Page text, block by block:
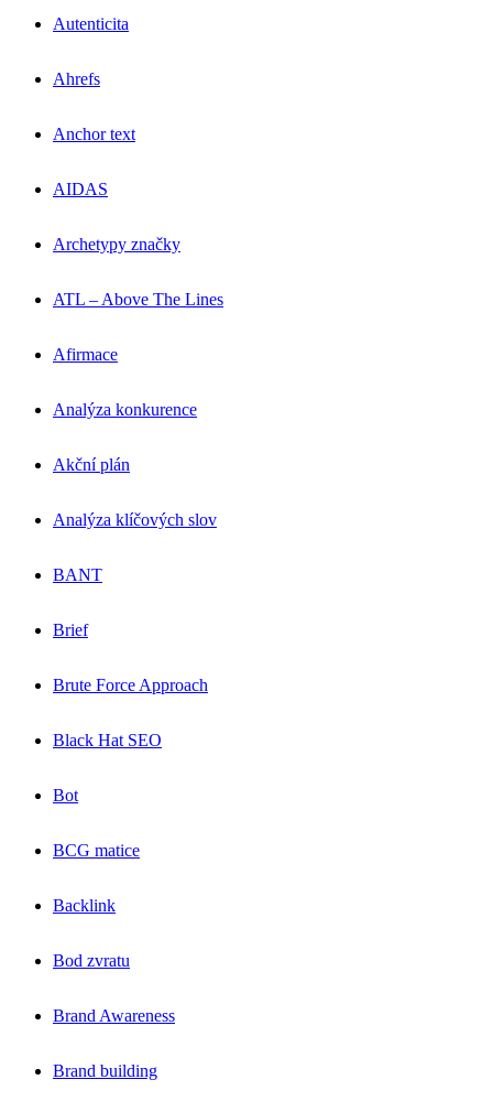
Autenticita
Ahrefs
Anchor text
AIDAS
Archetypy značky
ATL – Above The Lines
Afirmace
Analýza konkurence
Akční plán
Analýza klíčových slov
BANT
Brief
Brute Force Approach
Black Hat SEO
Bot
BCG matice
Backlink
Bod zvratu
Brand Awareness
Brand building